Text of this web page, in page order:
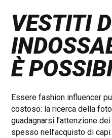
VESTITI
È
Essere fashion influencer
costoso: la ricerca della
guadagnarsi l’attenzione
spesso nell’acquisto di